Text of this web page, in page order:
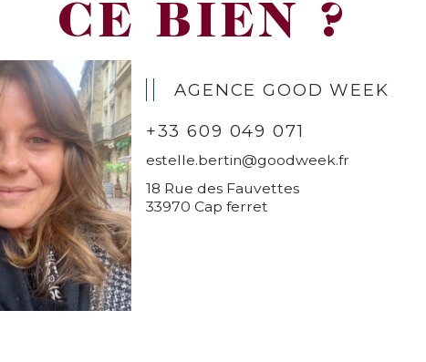
CE BIEN ?
AGENCE GOOD WEEK
+33 609 049 071
estelle.bertin@goodweek.fr
18 Rue des Fauvettes
33970 Cap ferret